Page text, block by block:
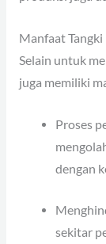
Manfaat Tangki
Selain untuk
juga memiliki
Proses
dengan
sekitar